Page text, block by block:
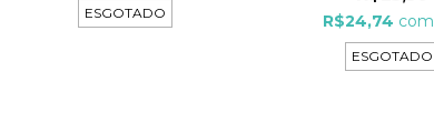
ESGOTADO R$24,74 com
ESGOTADO